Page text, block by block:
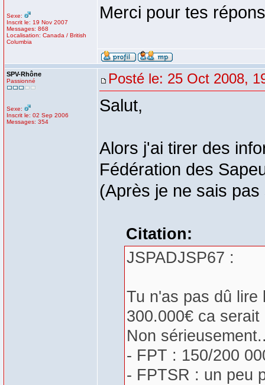
Sexe:
Inscrit le: 19 Nov 2007
Messages: 868
Localisation: Canada / British
Columbia
Merci pour tes
SPV-Rhône
Passionné
Sexe:
Inscrit le: 02 Sep 2006
Messages: 354
Posté le: 25 Oct 2008,
Salut,
Alors j'ai tirer des
Fédération des
(Après je ne sais
Citation:
JSPADJSP67 :
Tu n'as pas dû lire
300.000€ ca
Non
- FPT : 150/200
- FPTSR : un peu